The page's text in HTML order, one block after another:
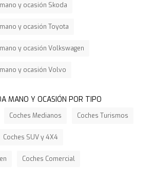
y ocasión Skoda
y ocasión Toyota
y ocasión Volkswagen
y ocasión Volvo
MANO Y OCASIÓN POR TIPO
Coches Medianos Coches Turismos
Coches SUV y 4X4
Coches Comercial